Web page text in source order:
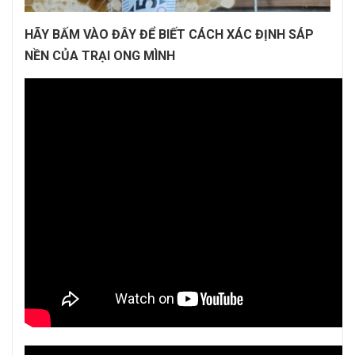
HÃY BẤM VÀO ĐÂY ĐỂ BIẾT CÁCH XÁC ĐỊNH SÁP
NỀN CỦA TRẠI ONG MÌNH